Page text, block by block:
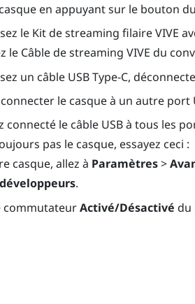
en appuyant sur le bouton
le Kit de streaming filaire VIVE
le Câble de streaming VIVE du
un câble USB Type-C,
connecter le casque à un autre port
connecté le câble USB à tous les
pas le casque, essayez ceci :
casque, allez à Paramètres>
.
commutateurActivé/Désactivé du